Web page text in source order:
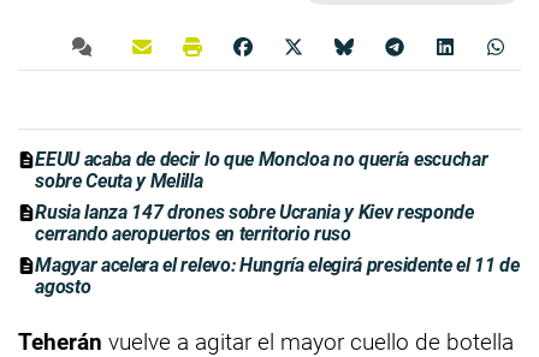
EEUU acaba de decir lo que Moncloa no quería escuchar
sobre Ceuta y Melilla
Rusia lanza 147 drones sobre Ucrania y Kiev responde
cerrando aeropuertos en territorio ruso
Magyar acelera el relevo: Hungría elegirá presidente el 11 de
agosto
Teherán vuelve a agitar el mayor cuello de botella